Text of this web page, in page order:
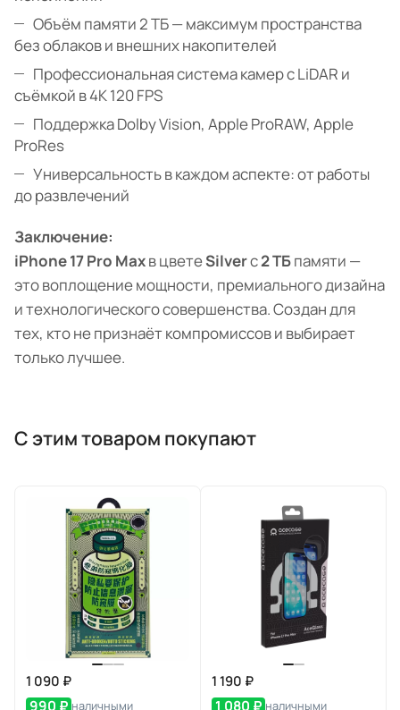
Объём памяти 2 ТБ — максимум пространства
без облаков и внешних накопителей
Профессиональная система камер с LiDAR и
съёмкой в 4K 120 FPS
Поддержка Dolby Vision, Apple ProRAW, Apple
ProRes
Универсальность в каждом аспекте: от работы
до развлечений
Заключение:
iPhone 17 Pro Maxв цветеSilverс2 ТБпамяти —
это воплощение мощности, премиального дизайна
и технологического совершенства. Создан для
тех, кто не признаёт компромиссов и выбирает
только лучшее.
С этим товаром покупают
1 090 ₽
990 ₽ наличными
1 190 ₽
1 080 ₽ наличными